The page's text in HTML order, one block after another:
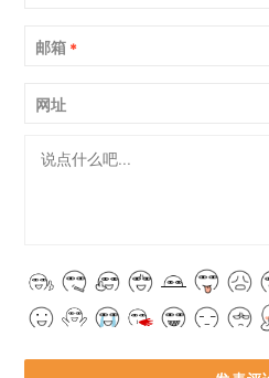
邮箱 *
网址